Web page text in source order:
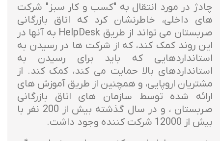
چادژ در مورد انتقال به "کسب و کار سبز" شرکت
های داخلی، خاطرنشان کرد که اتاق بازرگانی
صربستان می تواند از طریق HelpDesk به آنها در
این روند کمک کند، که از شرکت ها در رسیدن به
استانداردهایی که باید برای رسیدن به
استانداردهای بالا حمایت می کند، کمک کند. از
مشتریان اروپایی، و همچنین از طریق آموزش های
ارائه شده توسط سازمان های اتاق بازرگانی
صربستان ، و در سال گذشته بیش از 200 نفر با
بیش از 12000 شرکت کننده وجود داشت.